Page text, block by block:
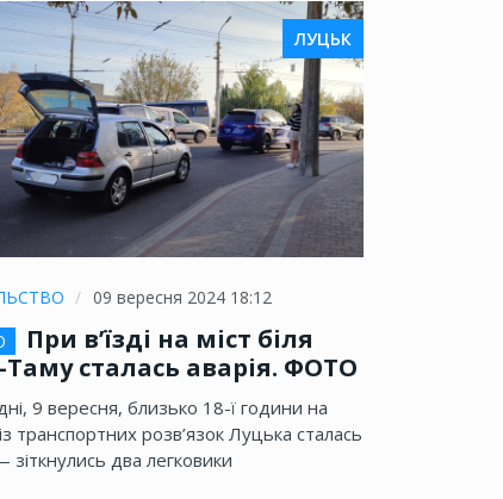
ЛУЦЬК
09 вересня 2024 18:12
При в’їзді на міст біля
сталась аварія. ФОТО
9 вересня, близько 18-ї години на
транспортних розв’язок Луцька сталась
два легковики